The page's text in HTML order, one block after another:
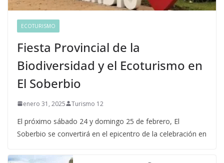
ECOTURISMO
Fiesta Provincial de la
Biodiversidad y el Ecoturismo en
El Soberbio
enero 31, 2025 Turismo 12
El próximo sábado 24 y domingo 25 de febrero, El
Soberbio se convertirá en el epicentro de la celebración en